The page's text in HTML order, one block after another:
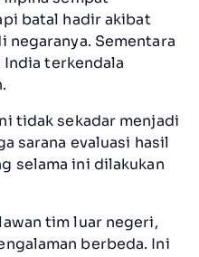
batal hadir akibat
negaranya. Sementara
terkendala
tidak sekadar menjadi
sarana evaluasi hasil
selama ini dilakukan
tim luar negeri,
berbeda. Ini